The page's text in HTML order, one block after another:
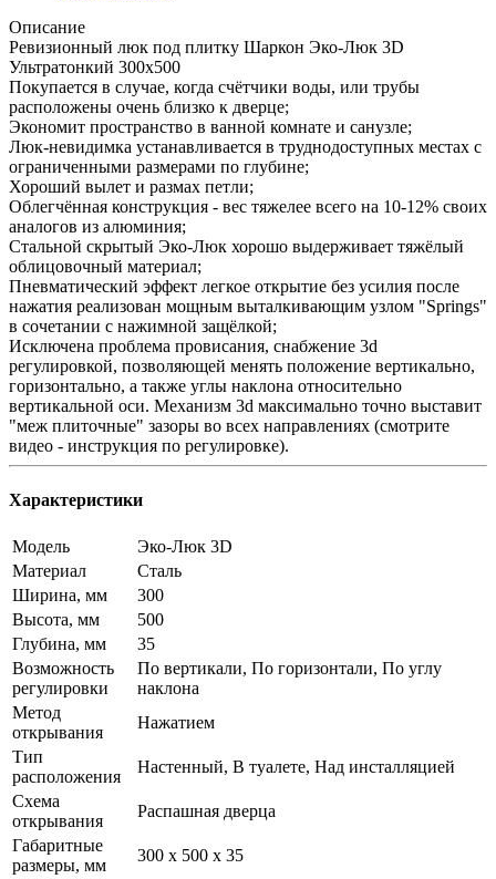
Описание
Ревизионный люк под плитку Шаркон Эко-Люк 3D
Ультратонкий 300х500
Покупается в случае, когда счётчики воды, или трубы
расположены очень близко к дверце;
Экономит пространство в ванной комнате и санузле;
Люк-невидимка устанавливается в труднодоступных местах с
ограниченными размерами по глубине;
Хороший вылет и размах петли;
Облегчённая конструкция - вес тяжелее всего на 10-12% своих
аналогов из алюминия;
Стальной скрытый Эко-Люк хорошо выдерживает тяжёлый
облицовочный материал;
Пневматический эффект легкое открытие без усилия после
нажатия реализован мощным выталкивающим узлом "Springs"
в сочетании с нажимной защёлкой;
Исключена проблема провисания, снабжение 3d
регулировкой, позволяющей менять положение вертикально,
горизонтально, а также углы наклона относительно
вертикальной оси. Механизм 3d максимально точно выставит
"меж плиточные" зазоры во всех направлениях (смотрите
видео - инструкция по регулировке).
Характеристики
Модель
Эко-Люк 3D
Материал
Сталь
Ширина, мм
300
Высота, мм
500
Глубина, мм
35
Возможность
регулировки
По вертикали, По горизонтали, По углу
наклона
Метод
открывания
Нажатием
Тип
расположения
Настенный, В туалете, Над инсталляцией
Схема
открывания
Распашная дверца
Габаритные
размеры, мм
300 x 500 x 35